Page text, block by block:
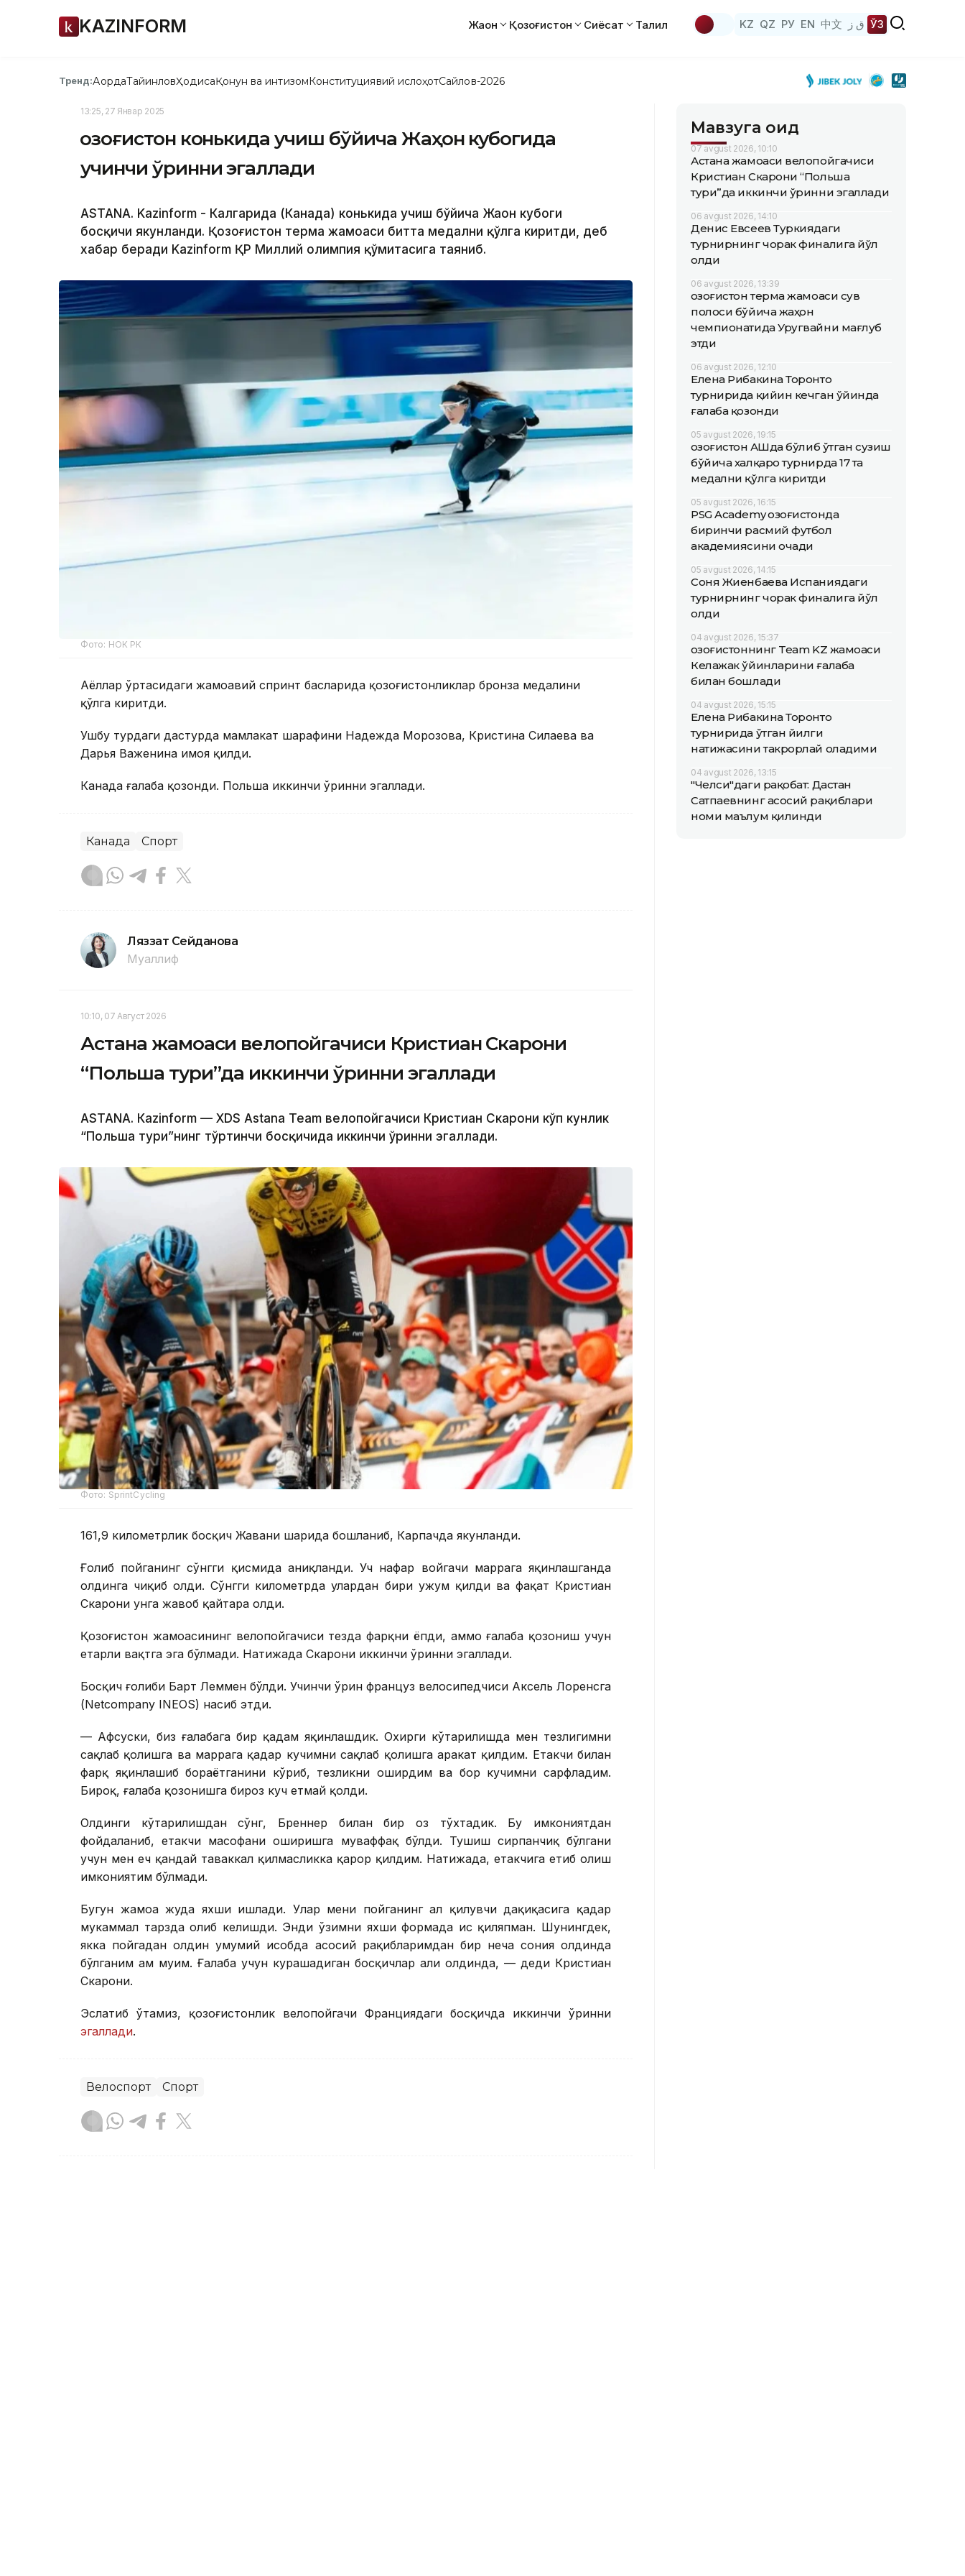
KAZINFORM Жаҳон Қозоғистон Сиёсат Таҳлил KZ QZ РУ EN 中文 ق ز ЎЗ
Тренд:АқордаТайинловҲодисаҚонун ва интизомКонституциявий ислоҳотСайлов-2026
13:25, 27 Январ 2025
Қозоғистон конькида учиш бўйича Жаҳон кубогида
учинчи ўринни эгаллади
ASTANA. Kazinform - Калгарида (Канада) конькида учиш бўйича Жаҳон кубоги
босқичи якунланди. Қозоғистон терма жамоаси битта медални қўлга киритди, деб
хабар беради Kazinform ҚР Миллий олимпия қўмитасига таяниб.
Фото: НОК РК
Аёллар ўртасидаги жамоавий спринт баҳсларида қозоғистонликлар бронза медалини
қўлга киритди.
Ушбу турдаги дастурда мамлакат шарафини Надежда Морозова, Кристина Силаева ва
Дарья Важенина ҳимоя қилди.
Канада ғалаба қозонди. Польша иккинчи ўринни эгаллади.
Канада Спорт
Ляззат Сейданова
Муаллиф
10:10, 07 Август 2026
Астана жамоаси велопойгачиси Кристиан Скарони
“Польша тури”да иккинчи ўринни эгаллади
ASTANА. Кazinform — XDS Astana Team велопойгачиси Кристиан Скарони кўп кунлик
“Польша тури”нинг тўртинчи босқичида иккинчи ўринни эгаллади.
Фото: SprintCycling
161,9 километрлик босқич Жавани шаҳрида бошланиб, Карпачда якунланди.
Ғолиб пойганинг сўнгги қисмида аниқланди. Уч нафар войгачи маррага яқинлашганда
олдинга чиқиб олди. Сўнгги километрда улардан бири ҳужум қилди ва фақат Кристиан
Скарони унга жавоб қайтара олди.
Қозоғистон жамоасининг велопойгачиси тезда фарқни ёпди, аммо ғалаба қозониш учун
етарли вақтга эга бўлмади. Натижада Скарони иккинчи ўринни эгаллади.
Босқич ғолиби Барт Леммен бўлди. Учинчи ўрин француз велосипедчиси Аксель Лоренсга
(Netcompany INEOS) насиб этди.
— Афсуски, биз ғалабага бир қадам яқинлашдик. Охирги кўтарилишда мен тезлигимни
сақлаб қолишга ва маррага қадар кучимни сақлаб қолишга ҳаракат қилдим. Етакчи билан
фарқ яқинлашиб бораётганини кўриб, тезликни оширдим ва бор кучимни сарфладим.
Бироқ, ғалаба қозонишга бироз куч етмай қолди.
Олдинги кўтарилишдан сўнг, Бреннер билан бир оз тўхтадик. Бу имкониятдан
фойдаланиб, етакчи масофани оширишга муваффақ бўлди. Тушиш сирпанчиқ бўлгани
учун мен ҳеч қандай таваккал қилмасликка қарор қилдим. Натижада, етакчига етиб олиш
имкониятим бўлмади.
Бугун жамоа жуда яхши ишлади. Улар мени пойганинг ҳал қилувчи дақиқасига қадар
мукаммал тарзда олиб келишди. Энди ўзимни яхши формада ҳис қиляпман. Шунингдек,
якка пойгадан олдин умумий ҳисобда асосий рақибларимдан бир неча сония олдинда
бўлганим ҳам муҳим. Ғалаба учун курашадиган босқичлар ҳали олдинда, — деди Кристиан
Скарони.
Эслатиб ўтамиз, қозоғистонлик велопойгачи Франциядаги босқичда иккинчи ўринни
эгаллади.
Велоспорт Спорт
Мавзуга оид
07 avgust 2026, 10:10
Астана жамоаси велопойгачиси
Кристиан Скарони “Польша
тури”да иккинчи ўринни эгаллади
06 avgust 2026, 14:10
Денис Евсеев Туркиядаги
турнирнинг чорак финалига йўл
олди
06 avgust 2026, 13:39
Қозоғистон терма жамоаси сув
полоси бўйича жаҳон
чемпионатида Уругвайни мағлуб
этди
06 avgust 2026, 12:10
Елена Рибакина Торонто
турнирида қийин кечган ўйинда
ғалаба қозонди
05 avgust 2026, 19:15
Қозоғистон АҚШда бўлиб ўтган сузиш
бўйича халқаро турнирда 17 та
медални қўлга киритди
05 avgust 2026, 16:15
PSG Academy Қозоғистонда
биринчи расмий футбол
академиясини очади
05 avgust 2026, 14:15
Соня Жиенбаева Испаниядаги
турнирнинг чорак финалига йўл
олди
04 avgust 2026, 15:37
Қозоғистоннинг Team KZ жамоаси
Келажак ўйинларини ғалаба
билан бошлади
04 avgust 2026, 15:15
Елена Рибакина Торонто
турнирида ўтган йилги
натижасини такрорлай оладими
04 avgust 2026, 13:15
"Челси"даги рақобат: Дастан
Сатпаевнинг асосий рақиблари
номи маълум қилинди